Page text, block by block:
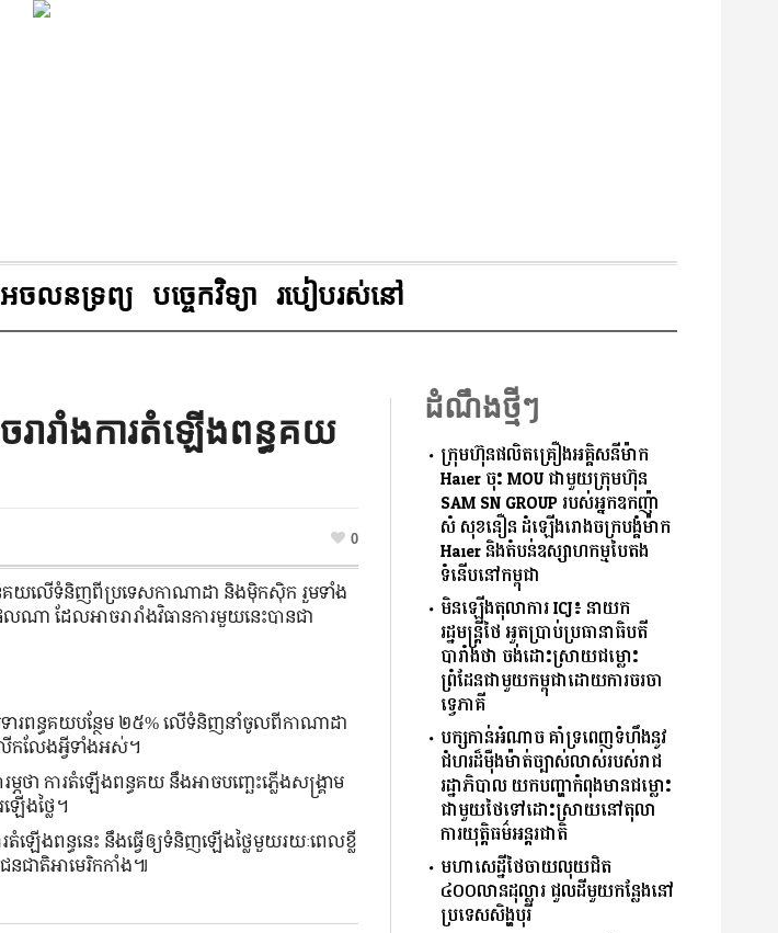
អចលនទ្រព្យ បច្ចេកវិទ្យា របៀបរស់នៅ
ចរារាំងការតំឡើងពន្ធគយ
0
ន្ធគយលើទំនិញពីប្រទេសកាណាដា និងម៉ិកស៊ិក រួមទាំង
លណា ដែលអាចរារាំងវិធានការមួយនេះបានជា
ើមទារពន្ធគយបន្ថែម ២៥% លើទំនិញនាំចូលពីកាណាដា
កលែងអ្វីទាំងអស់។
ភថា ការតំឡើងពន្ធគយ នឹងអាចបញ្ឆេះភ្លើងសង្គ្រាម
ើងថ្លៃ។
ឡើងពន្ធនេះ នឹងធ្វើឲ្យទំនិញឡើងថ្លៃមួយរយៈពេលខ្លី
នជាតិអាមេរិកកាំង៕
ដំណឹងថ្មីៗ
ក្រុមហ៊ុនផលិតគ្រឿងអគ្គិសនីម៉ាក
Haier ចុះ MOU ជាមួយក្រុមហ៊ុន
SAM SN GROUP របស់អ្នកឧកញ៉ា
សំ សុខនឿន ដំឡើងរោងចក្របង្គំម៉ាក
Haier និងតំបន់ឧស្សាហកម្មបៃតង
ទំនើបនៅកម្ពុជា
មិនឡើងតុលាការ ICJ៖ នាយក
រដ្ឋមន្រ្តីថៃ អួតប្រាប់ប្រធានាធិបតី
បារាំងថា ចង់ដោះស្រាយជម្លោះ
ព្រំដែនជាមួយកម្ពុជាដោយការចរចា
ទ្វេភាគី
បក្សកាន់អំណាច គាំទ្រពេញទំហឹងនូវ
ជំហរដ៏ម៉ឺងម៉ាត់ច្បាស់លាស់របស់រាជ
រដ្ឋាភិបាល យកបញ្ហាកំពុងមានជម្លោះ
ជាមួយថៃទៅដោះស្រាយនៅតុលា
ការយុត្តិធម៌អន្តរជាតិ
មហាសេដ្ឋីថៃចាយលុយជិត
៤០០លានដុល្លារ ជួលដីមួយកន្លែងនៅ
ប្រទេសសិង្ហបុរី